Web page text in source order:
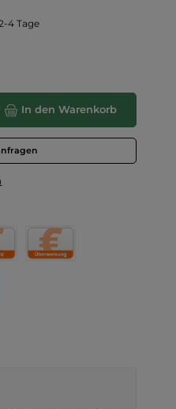
4 Tage
Wert ein oder benutze die
In den Warenkorb